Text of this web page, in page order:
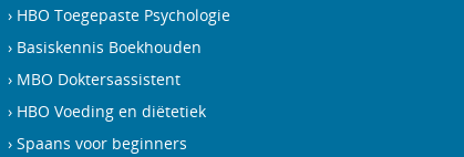
HBO Toegepaste Psychologie
Basiskennis Boekhouden
MBO Doktersassistent
HBO Voeding en diëtetiek
Spaans voor beginners